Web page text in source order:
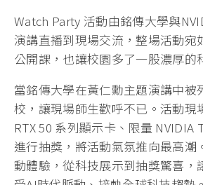
Watch Party 活動由銘傳大學與
演講直播到現場交流，整場活動宛
公開課，也讓校園多了一股濃厚的
當銘傳大學在黃仁勳主題演講中被
校，讓現場師生歡呼不已。活動現
RTX 50 系列顯示卡、限量 NVIDIA
進行抽獎，將活動氣氛推向最高潮
動體驗，從科技展示到抽獎驚喜，